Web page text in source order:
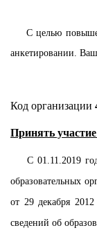
С целью
анкетировании.
Код организации
Принять
С 01.11.2019 года
образовательных
от 29 декабря
сведений об